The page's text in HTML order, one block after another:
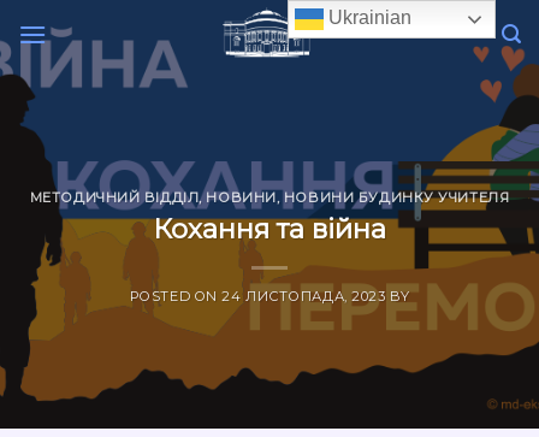
to
content
МЕТОДИЧНИЙ ВІДДІЛ, НОВИНИ, НОВИНИ БУДИНКУ УЧИТЕЛЯ
Кохання та війна
POSTED ON24 ЛИСТОПАДА, 2023 BY
Ukrainian